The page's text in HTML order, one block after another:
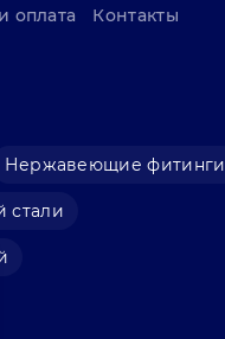
оплата Контакты
Нержавеющие фитинги
стали